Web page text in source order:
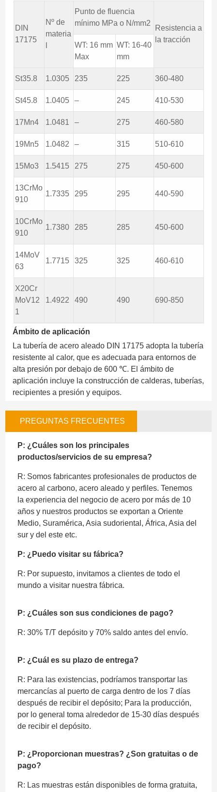
DIN
17175
Nº de
materia
Punto de fluencia
mínimo MPa o N/mm2
Resistencia a
la tracción
WT: 16 mm
Max
WT: 16-40
mm
St35.8 1.0305 235 225 360-480
St45.8 1.0405 – 245 410-530
17Mn4 1.0481 – 275 460-580
19Mn5 1.0482 – 315 510-610
15Mo3 1.5415 275 275 450-600
13CrMo
910
1.7335 295 295 440-590
10CrMo
910
1.7380 285 285 450-600
14MoV
63
1.7715 325 325 460-610
X20Cr
MoV12
1
1.4922 490 490 690-850
Ámbito de aplicación
La tubería de acero aleado DIN 17175 adopta la tubería
resistente al calor, que es adecuada para entornos de
alta presión por debajo de 600 ℃. El ámbito de
aplicación incluye la construcción de calderas, tuberías,
recipientes a presión y equipos.
PREGUNTAS FRECUENTES
P: ¿Cuáles son los principales
productos/servicios de su empresa?
R: Somos fabricantes profesionales de productos de
acero al carbono, acero aleado y perfiles. Tenemos
la experiencia del negocio de acero por más de 10
años y nuestros productos se exportan a Oriente
Medio, Suramérica, Asia sudoriental, África, Asia del
sur y del este etc.
P: ¿Puedo visitar su fábrica?
R: Por supuesto, invitamos a clientes de todo el
mundo a visitar nuestra fábrica.
P: ¿Cuáles son sus condiciones de pago?
R: 30% T/T depósito y 70% saldo antes del envío.
P: ¿Cuál es su plazo de entrega?
R: Para las existencias, podríamos transportar las
mercancías al puerto de carga dentro de los 7 días
después de recibir el depósito; Para la producción,
por lo general toma alrededor de 15-30 días después
de recibir el depósito.
P: ¿Proporcionan muestras? ¿Son gratuitas o de
pago?
R: Las muestras están disponibles de forma gratuita,